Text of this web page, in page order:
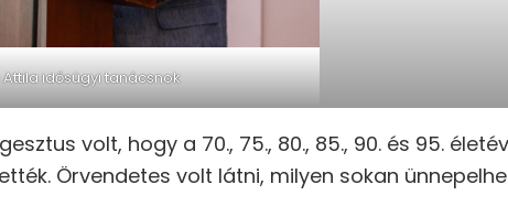
idősügyi tanácsnok
volt, hogy a 70., 75., 80., 85., 90. és 95.
Örvendetes volt látni, milyen sokan